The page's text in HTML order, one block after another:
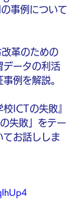
事例について
革のための
データの利活
例を解説。
校ICTの失敗』
失敗」をテー
てお話ししま